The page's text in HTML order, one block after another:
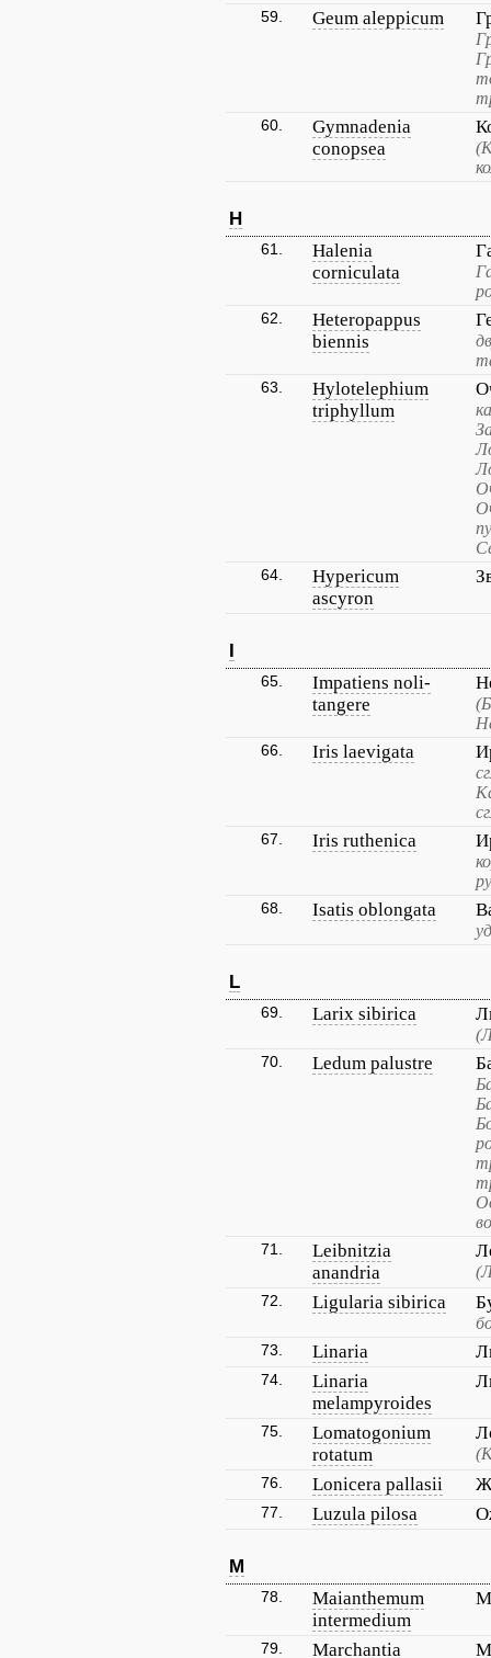
59. Geum aleppicum
60.
Gymnadenia
conopsea
H
61.
Halenia
corniculata
62.
Heteropappus
biennis
63.
Hylotelephium
triphyllum
64.
Hypericum
ascyron
I
65.
Impatiens noli-
tangere
66. Iris laevigata
67. Iris ruthenica
68. Isatis oblongata
L
69. Larix sibirica
70. Ledum palustre
71.
Leibnitzia
anandria
72. Ligularia sibirica
73. Linaria
74.
Linaria
melampyroides
75.
Lomatogonium
rotatum
76. Lonicera pallasii
77. Luzula pilosa
M
78.
Maianthemum
intermedium
79.
Marchantia